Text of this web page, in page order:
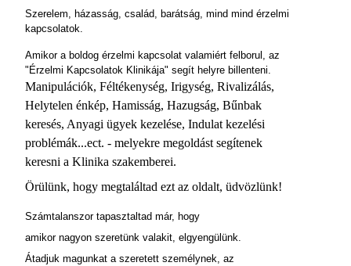
Szerelem, házasság, család, barátság, mind mind érzelmi
kapcsolatok.
Amikor a boldog érzelmi kapcsolat valamiért felborul, az
"Érzelmi Kapcsolatok Klinikája" segít helyre billenteni.
Manipulációk, Féltékenység, Irigység, Rivalizálás,
Helytelen énkép, Hamisság, Hazugság, Bűnbak
keresés, Anyagi ügyek kezelése, Indulat kezelési
problémák...ect. - melyekre megoldást segítenek
keresni a Klinika szakemberei.
Örülünk, hogy megtaláltad ezt az oldalt, üdvözlünk!
Számtalanszor tapasztaltad már, hogy
amikor nagyon szeretünk valakit, elgyengülünk.
Átadjuk magunkat a szeretett személynek, az